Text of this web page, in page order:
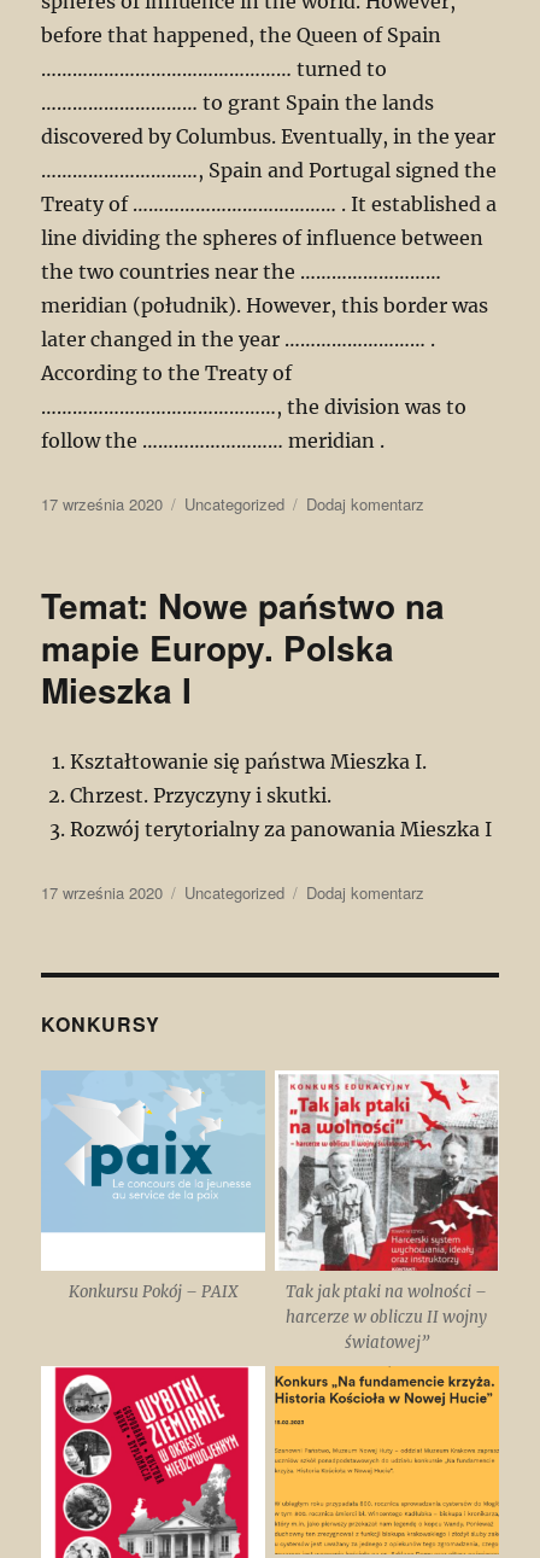
before that happened, the Queen of Spain
………………………………………… turned to
………………………… to grant Spain the lands
discovered by Columbus. Eventually, in the year
…………………………, Spain and Portugal signed the
Treaty of ………………………………… . It established a
line dividing the spheres of influence between
the two countries near the ………………………
meridian (południk). However, this border was
later changed in the year ……………………… .
According to the Treaty of
………………………………………, the division was to
follow the ……………………… meridian .
Data
17 września 2020 Kategorie
Uncategorized Dodaj komentarz
daleki
Temat: Nowe państwo na
mapie Europy. Polska
Mieszka I
Kształtowanie się państwa Mieszka I.
Chrzest. Przyczyny i skutki.
Rozwój terytorialny za panowania Mieszka I
Data
17 września 2020 Kategorie
Uncategorized Dodaj komentarz
Polska
Mieszka
I
KONKURSY
Konkursu Pokój – PAIX
Tak jak ptaki na wolności –
harcerze w obliczu II wojny
światowej”